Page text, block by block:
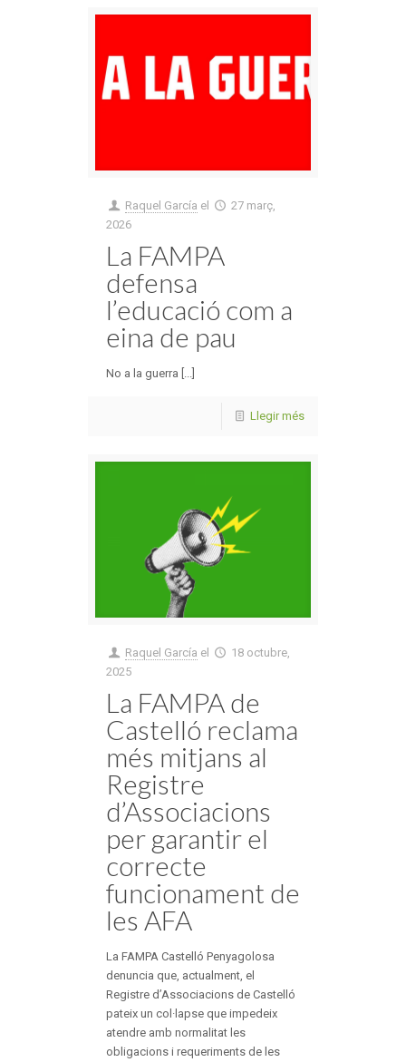
Raquel García el
27 març,
2026
La FAMPA
defensa
l’educació com a
eina de pau
No a la guerra [...]
Llegir més
Raquel García el
18 octubre,
2025
La FAMPA de
Castelló reclama
més mitjans al
Registre
d’Associacions
per garantir el
correcte
funcionament de
les AFA
La FAMPA Castelló Penyagolosa
denuncia que, actualment, el
Registre d’Associacions de Castelló
pateix un col·lapse que impedeix
atendre amb normalitat les
obligacions i requeriments de les